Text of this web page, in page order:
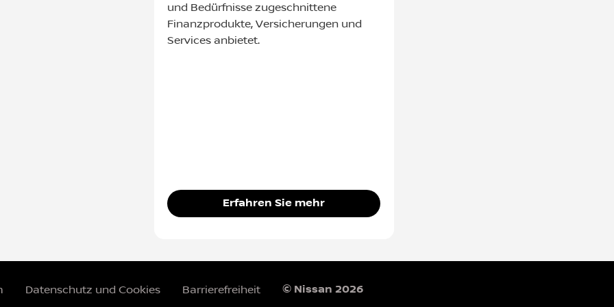
und Bedürfnisse zugeschnittene
Finanzprodukte, Versicherungen und
Services anbietet.
Erfahren Sie mehr
Datenschutz und Cookies Barrierefreiheit © Nissan 2026